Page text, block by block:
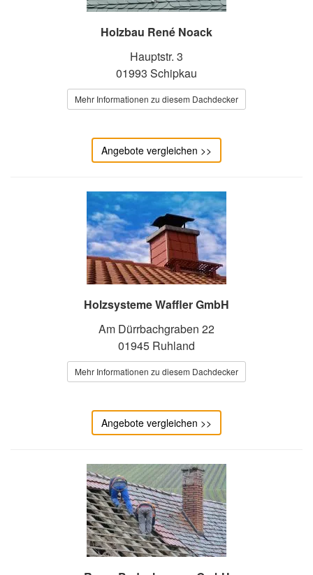
Holzbau René Noack
Hauptstr. 3
01993 Schipkau
Mehr Informationen zu diesem Dachdecker
Angebote vergleichen >>
Holzsysteme Waffler GmbH
Am Dürrbachgraben 22
01945 Ruhland
Mehr Informationen zu diesem Dachdecker
Angebote vergleichen >>